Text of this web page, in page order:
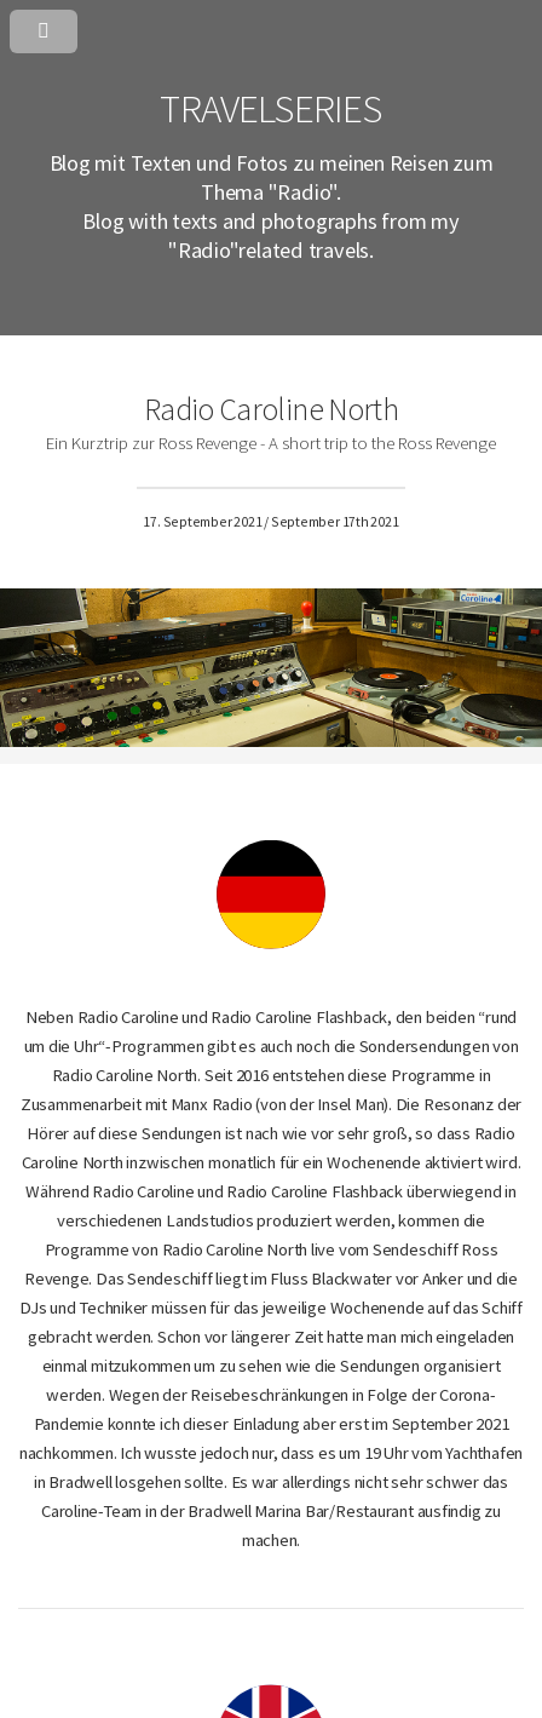
TRAVELSERIES
Blog mit Texten und Fotos zu meinen Reisen zum
Thema "Radio".
Blog with texts and photographs from my
"Radio"related travels.
Radio Caroline North
Ein Kurztrip zur Ross Revenge - A short trip to the Ross Revenge
17. September 2021 / September 17th 2021
Neben Radio Caroline und Radio Caroline Flashback, den beiden “rund
um die Uhr“-Programmen gibt es auch noch die Sondersendungen von
Radio Caroline North. Seit 2016 entstehen diese Programme in
Zusammenarbeit mit Manx Radio (von der Insel Man). Die Resonanz der
Hörer auf diese Sendungen ist nach wie vor sehr groß, so dass Radio
Caroline North inzwischen monatlich für ein Wochenende aktiviert wird.
Während Radio Caroline und Radio Caroline Flashback überwiegend in
verschiedenen Landstudios produziert werden, kommen die
Programme von Radio Caroline North live vom Sendeschiff Ross
Revenge. Das Sendeschiff liegt im Fluss Blackwater vor Anker und die
DJs und Techniker müssen für das jeweilige Wochenende auf das Schiff
gebracht werden. Schon vor längerer Zeit hatte man mich eingeladen
einmal mitzukommen um zu sehen wie die Sendungen organisiert
werden. Wegen der Reisebeschränkungen in Folge der Corona-
Pandemie konnte ich dieser Einladung aber erst im September 2021
nachkommen. Ich wusste jedoch nur, dass es um 19 Uhr vom Yachthafen
in Bradwell losgehen sollte. Es war allerdings nicht sehr schwer das
Caroline-Team in der Bradwell Marina Bar/Restaurant ausfindig zu
machen.